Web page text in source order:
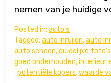
nemen van je huidige
Posted in: auto's
Tagged: auto inruilen,auto
auto schoon,duidelijke foto's
goed onderhouden,interieur
,potentiële kopers,waarde